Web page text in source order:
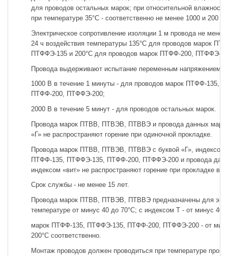
для проводов остальных марок; при относительной
при температуре 35°С - соответственно не менее 1000 и 200
Электрическое сопротивление изоляции 1 м провода не
24 ч воздействия температуры 135°С для проводов марок
ПТФФЭ-135 и 200°С для проводов марок ПТФФ-200, ПТФФЭ-
Провода выдерживают испытание переменным напряжением
1000 В в течение 1 минуты - для проводов марок ПТФФ-135,
ПТФФ-200, ПТФФЭ-200;
2000 В в течение 5 минут - для проводов остальных марок.
Провода марок ПТВВ, ПТВЭВ, ПТВВЭ и провода данных
«Г» не распространяют горение при одиночной прокладке.
Провода марок ПТВВ, ПТВЭВ, ПТВВЭ с буквой «Г», индексом
ПТФФ-135, ПТФФЭ-135, ПТФФ-200, ПТФФЭ-200 и провода
индексом «вит» не распространяют горение при прокладке в
Срок службы - не менее 15 лет.
Провода марок ПТВВ, ПТВЭВ, ПТВВЭ предназначены для
температуре от минус 40 до 70°С; с индексом Т - от минус 40
марок ПТФФ-135, ПТФФЭ-135, ПТФФ-200, ПТФФЭ-200 - от
200°С соответственно.
Монтаж проводов должен проводиться при температуре